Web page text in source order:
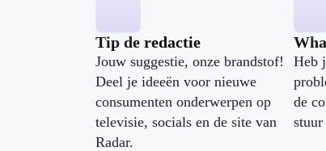
Tip de redactie
Jouw suggestie, onze brandstof!
Deel je ideeën voor nieuwe
consumenten onderwerpen op
televisie, socials en de site van
Radar.
Heb
de
stuur